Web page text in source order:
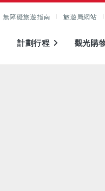
無障礙旅遊指南 旅遊局網站
計劃行程 觀光購